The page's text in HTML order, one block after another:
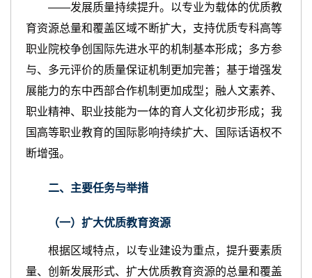
——发展质量持续提升。以专业为载体的优质教
育资源总量和覆盖区域不断扩大，支持优质专科高等
职业院校争创国际先进水平的机制基本形成；多方参
与、多元评价的质量保证机制更加完善；基于增强发
展能力的东中西部合作机制更加成型；融人文素养、
职业精神、职业技能为一体的育人文化初步形成；我
国高等职业教育的国际影响持续扩大、国际话语权不
断增强。
二、主要任务与举措
（一）扩大优质教育资源
根据区域特点，以专业建设为重点，提升要素质
量、创新发展形式、扩大优质教育资源的总量和覆盖